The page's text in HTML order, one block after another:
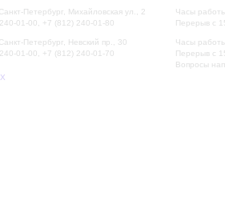
Петербург, Михайловская ул., 2
01-00, +7 (812) 240-01-80
Петербург, Невский пр., 30
01-00, +7 (812) 240-01-70
Часы
Перерыв с
Часы
Перерыв с
Вопросы